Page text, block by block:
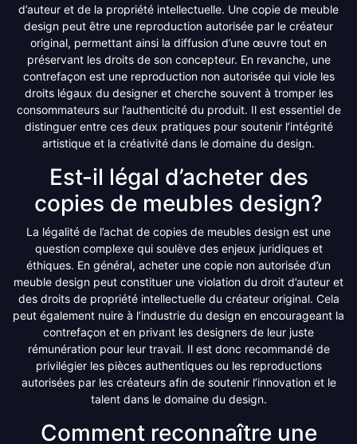
d’auteur et de la propriété intellectuelle. Une copie de meuble
design peut être une reproduction autorisée par le créateur
original, permettant ainsi la diffusion d’une œuvre tout en
préservant les droits de son concepteur. En revanche, une
contrefaçon est une reproduction non autorisée qui viole les
droits légaux du designer et cherche souvent à tromper les
consommateurs sur l’authenticité du produit. Il est essentiel de
distinguer entre ces deux pratiques pour soutenir l’intégrité
artistique et la créativité dans le domaine du design.
Est-il légal d’acheter des
copies de meubles design?
La légalité de l’achat de copies de meubles design est une
question complexe qui soulève des enjeux juridiques et
éthiques. En général, acheter une copie non autorisée d’un
meuble design peut constituer une violation du droit d’auteur et
des droits de propriété intellectuelle du créateur original. Cela
peut également nuire à l’industrie du design en encourageant la
contrefaçon et en privant les designers de leur juste
rémunération pour leur travail. Il est donc recommandé de
privilégier les pièces authentiques ou les reproductions
autorisées par les créateurs afin de soutenir l’innovation et le
talent dans le domaine du design.
Comment reconnaître une